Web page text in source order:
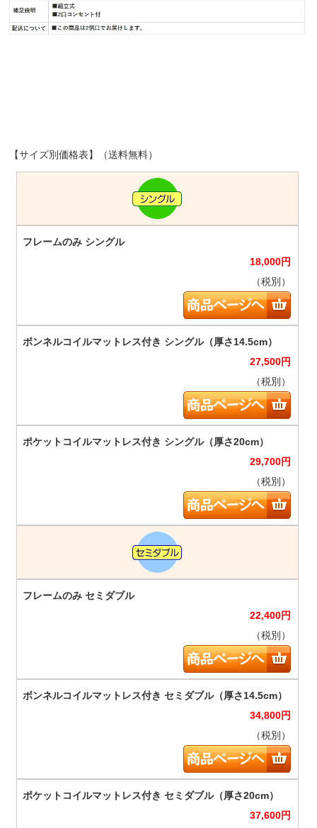
【サイズ別価格表】（送料無料）
18,000円
（税別）
27,500円
（税別）
29,700円
（税別）
22,400円
（税別）
34,800円
（税別）
37,600円